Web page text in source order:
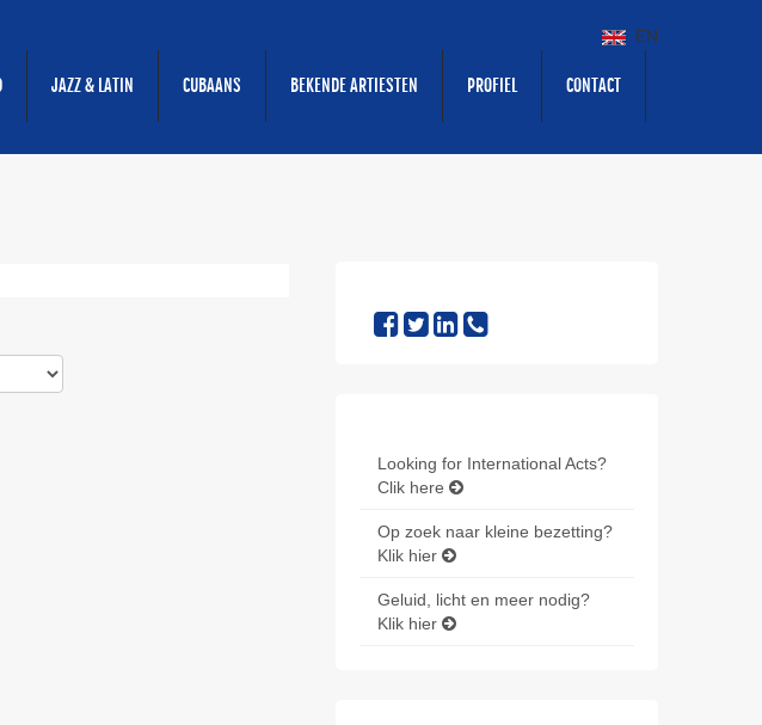
EN
JAZZ & LATIN CUBAANS BEKENDE ARTIESTEN PROFIEL CONTACT
Looking for International Acts?
Clik here
Op zoek naar kleine bezetting?
Klik hier
Geluid, licht en meer nodig?
Klik hier